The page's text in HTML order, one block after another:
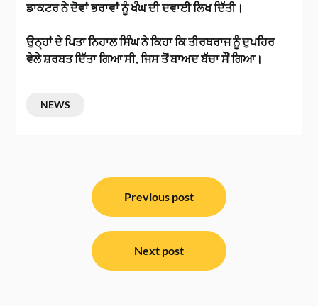
ਡਾਕਟਰ ਨੇ ਦੋਵਾਂ ਭਰਾਵਾਂ ਨੂੰ ਖੰਘ ਦੀ ਦਵਾਈ ਲਿਖ ਦਿੱਤੀ।
ਉਨ੍ਹਾਂ ਦੇ ਪਿਤਾ ਨਿਹਾਲ ਸਿੰਘ ਨੇ ਕਿਹਾ ਕਿ ਤੀਰਥਰਾਜ ਨੂੰ ਦੁਪਹਿਰ
ਵੇਲੇ ਸ਼ਰਬਤ ਦਿੱਤਾ ਗਿਆ ਸੀ, ਜਿਸ ਤੋਂ ਬਾਅਦ ਬੱਚਾ ਸੌਂ ਗਿਆ।
NEWS
Previous post
Next post